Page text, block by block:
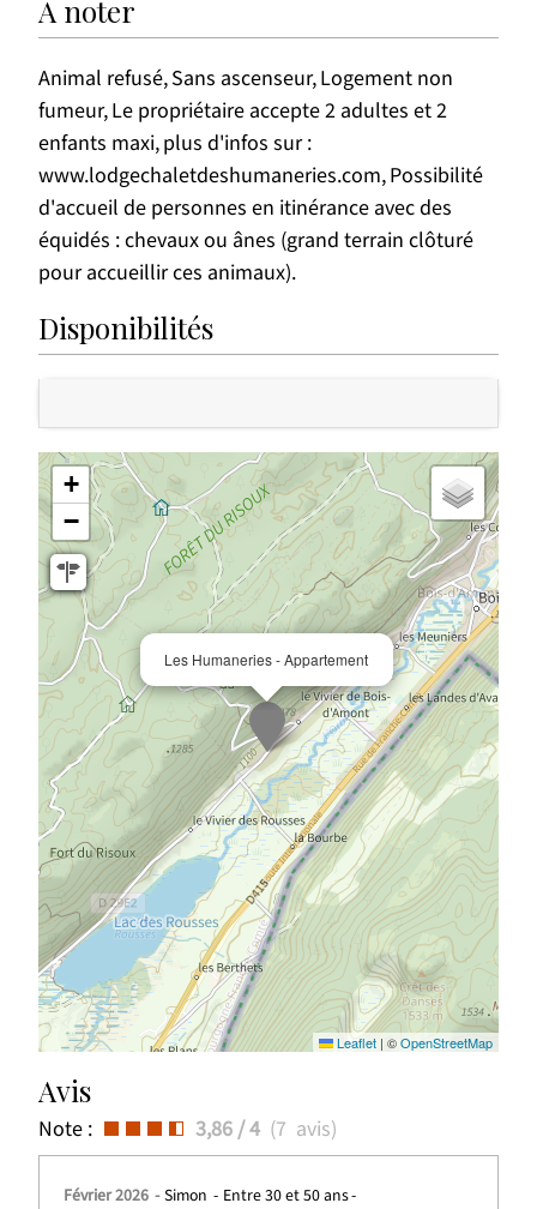
A noter
Animal refusé Sans ascenseur Logement non
fumeur Le propriétaire accepte 2 adultes et 2
enfants maxi plus d'infos sur :
www.lodgechaletdeshumaneries.com Possibilité
d'accueil de personnes en itinérance avec des
équidés : chevaux ou ânes (grand terrain clôturé
pour accueillir ces animaux)
Disponibilités
Les Humaneries - Appartement
+
−
Leaflet | ©OpenStreetMap
Avis
Note : 3,86 / 4 (7 avis)
Février 2026 Simon
Entre 30 et 50 ans